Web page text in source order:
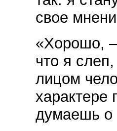
свое
«Хорошо, –
что я
лицом
характере
думаешь